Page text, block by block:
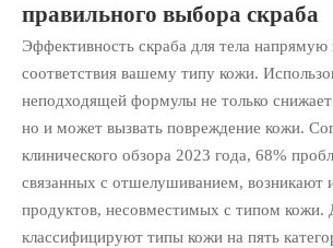
правильного выбора скраба
Эффективность скраба для тела напрямую
соответствия вашему типу кожи.
неподходящей формулы не только
но и может вызвать повреждение кожи.
клинического обзора 2023 года, 68%
связанных с отшелушиванием, возникают
продуктов, несовместимых с типом кожи.
классифицируют типы кожи на пять